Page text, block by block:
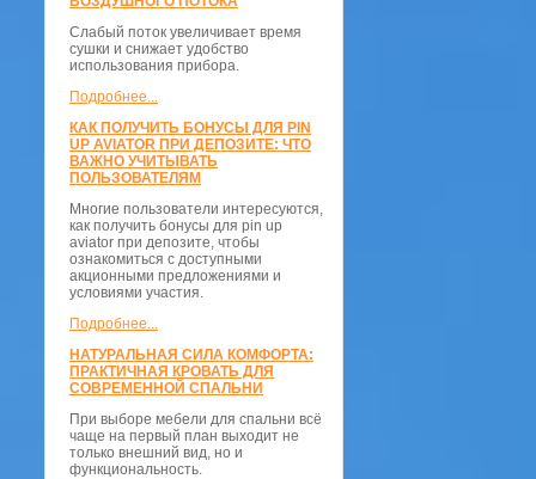
Слабый поток увеличивает время
сушки и снижает удобство
использования прибора.
Подробнее...
КАК ПОЛУЧИТЬ БОНУСЫ ДЛЯ PIN
UP AVIATOR ПРИ ДЕПОЗИТЕ: ЧТО
ВАЖНО УЧИТЫВАТЬ
ПОЛЬЗОВАТЕЛЯМ
Многие пользователи интересуются,
как получить бонусы для pin up
aviator при депозите, чтобы
ознакомиться с доступными
акционными предложениями и
условиями участия.
Подробнее...
НАТУРАЛЬНАЯ СИЛА КОМФОРТА:
ПРАКТИЧНАЯ КРОВАТЬ ДЛЯ
СОВРЕМЕННОЙ СПАЛЬНИ
При выборе мебели для спальни всё
чаще на первый план выходит не
только внешний вид, но и
функциональность.